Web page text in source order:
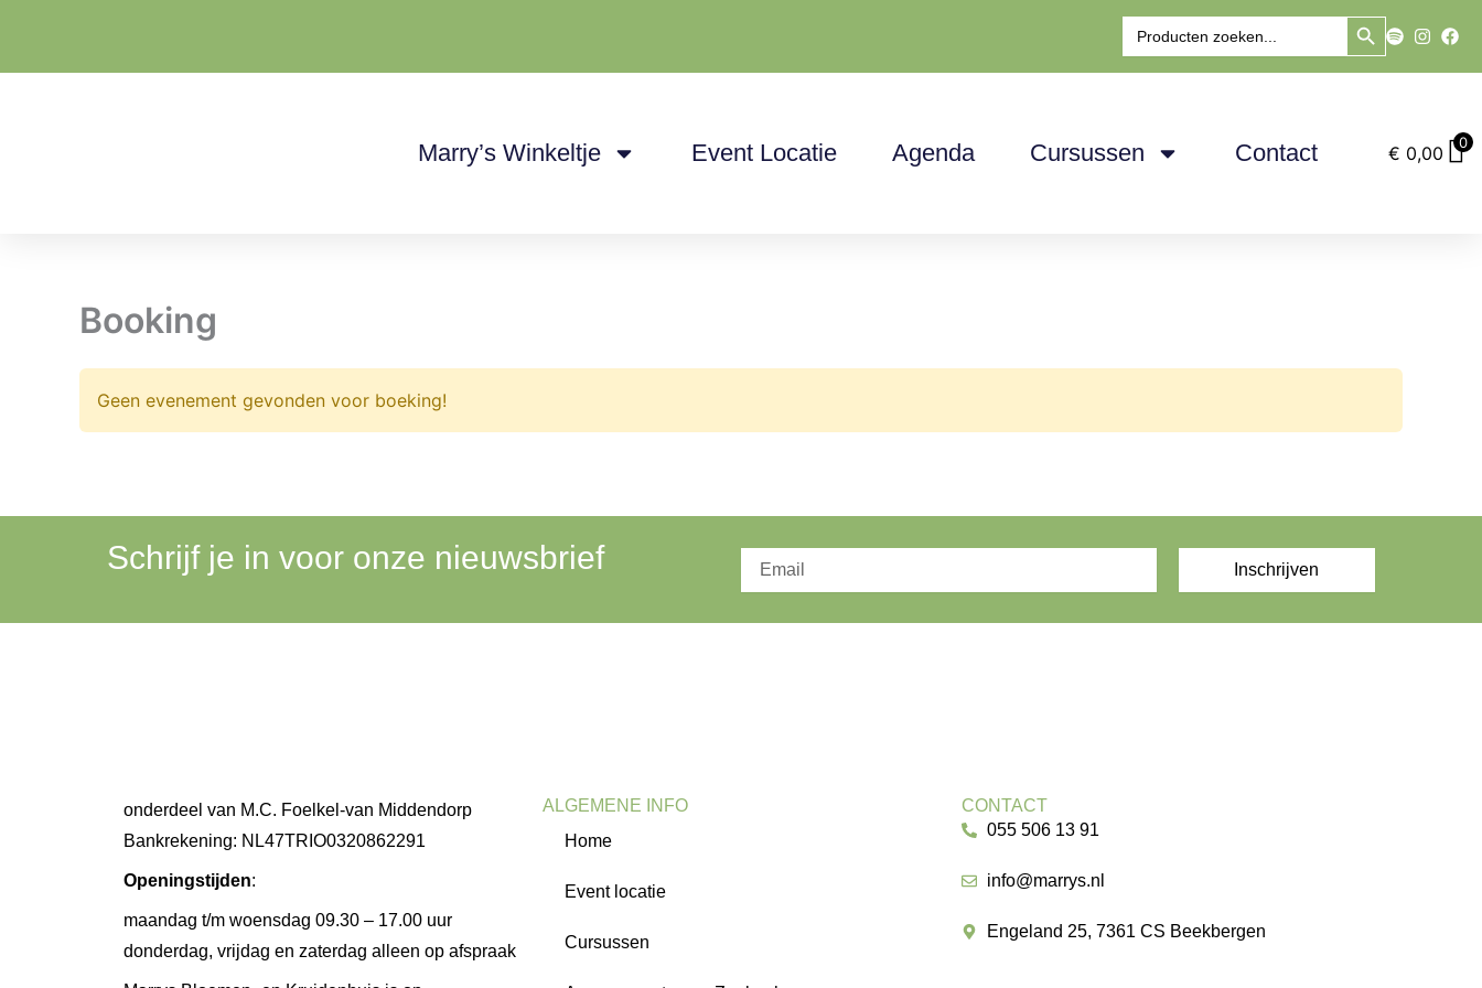
de
Marry’s Winkeltje Event Locatie Agenda Cursussen Contact € 0,00 0
Zoek
naar:
Zoekknop
Booking
Geen evenement gevonden voor boeking!
Schrijf je in voor onze nieuwsbrief Inschrijven
onderdeel van M.C. Foelkel-van Middendorp
Bankrekening: NL47TRIO0320862291
Openingstijden:
maandag t/m woensdag 09.30 – 17.00 uur
donderdag, vrijdag en zaterdag alleen op afspraak
ALGEMENE INFO
Home
Event locatie
Cursussen
CONTACT
055 506 13 91
info@marrys.nl
Engeland 25, 7361 CS Beekbergen